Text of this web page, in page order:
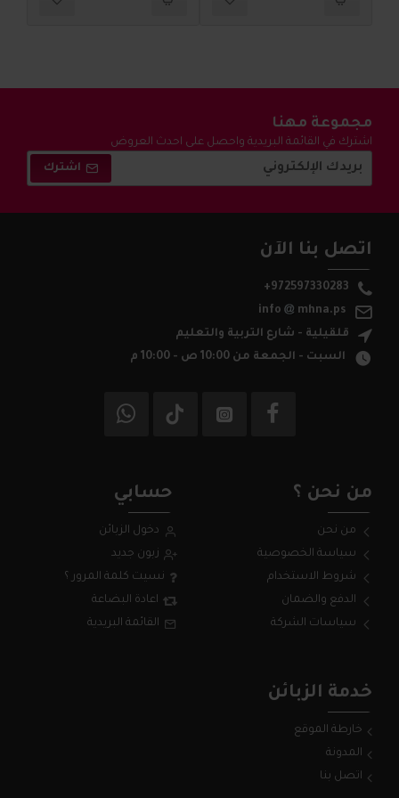
مجموعة مهنا
اشترك في القائمة البريدية واحصل على احدث العروض
والتخفيضات !
اشترك
اتصل بنا الآن
+972597330283
info
mhna.ps
قلقيلية - شارع التربية والتعليم
السبت - الجمعة من 10:00 ص - 10:00 م
من نحن ؟
من نحن
سياسة الخصوصية
شروط الاستخدام
الدفع والضمان
سياسات الشركة
حسابي
دخول الزبائن
زبون جديد
نسيت كلمة المرور ؟
اعادة البضاعة
القائمة البريدية
خدمة الزبائن
خارطة الموقع
المدونة
اتصل بنا